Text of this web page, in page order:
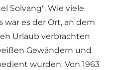
Solvang". Wie viele
war es der Ort, an dem
Urlaub verbrachten
Gewändern und
wurden. Von 1963